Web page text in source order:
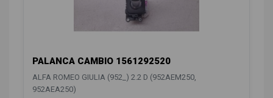
PALANCA CAMBIO 1561292520
ALFA ROMEO GIULIA (952_) 2.2 D (952AEM250,
952AEA250)